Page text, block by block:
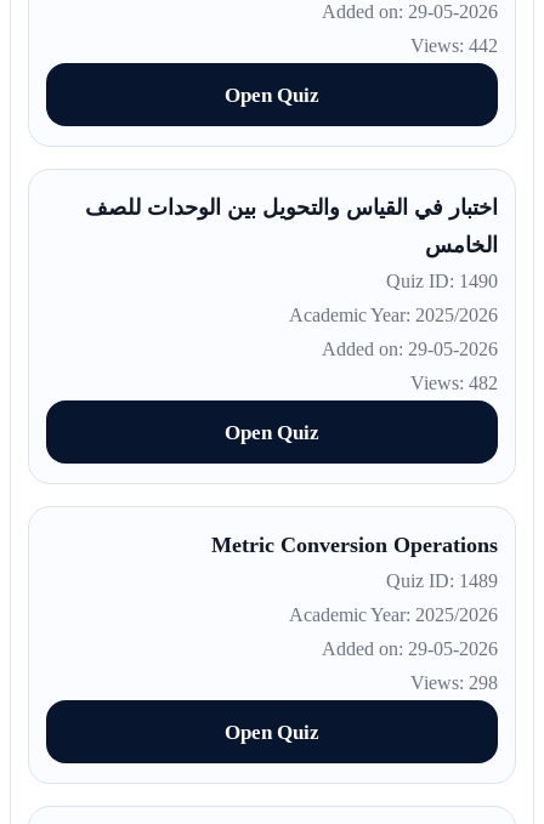
Added on: 29-05-2026
Views: 442
Open Quiz
اختبار في القياس والتحويل بين الوحدات للصف
الخامس
Quiz ID: 1490
Academic Year: 2025/2026
Added on: 29-05-2026
Views: 482
Open Quiz
Metric Conversion Operations
Quiz ID: 1489
Academic Year: 2025/2026
Added on: 29-05-2026
Views: 298
Open Quiz